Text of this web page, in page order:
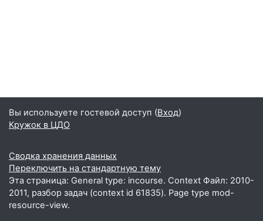
Вы используете гостевой доступ (Вход)
Кружок в ЦДО
Сводка хранения данных
Переключить на стандартную тему
Эта страница: General type: incourse. Context Файл: 2010-
2011, разбор задач (context id 61835). Page type mod-
resource-view.